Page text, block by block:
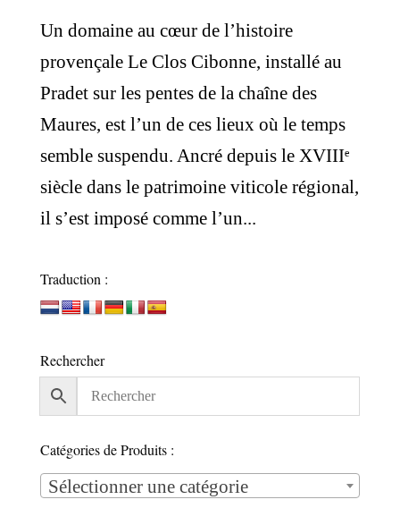
Un domaine au cœur de l’histoire
provençale Le Clos Cibonne, installé au
Pradet sur les pentes de la chaîne des
Maures, est l’un de ces lieux où le temps
semble suspendu. Ancré depuis le XVIIIᵉ
siècle dans le patrimoine viticole régional,
il s’est imposé comme l’un...
Traduction :
Rechercher
Catégories de Produits :
Sélectionner une catégorie